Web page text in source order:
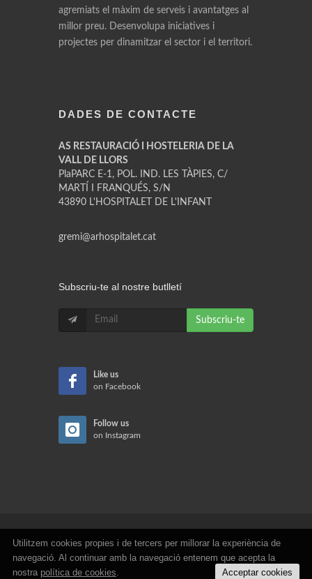
agremiats el màxim de serveis i avantatges al
millor preu. Desenvolupa iniciatives i
projectes per dinamitzar el sector i el territori.
DADES DE CONTACTE
AS RESTAURACIÓ I HOSTELERIA DE LA
VALL DE LLORS
PlaPARC E-1, POL. IND. LES TÀPIES, C/
MARTÍ I FRANQUÉS, S/N
43890 L'HOSPITALET DE L'INFANT
gremi@arhospitalet.cat
Subscriu-te al nostre butlletí
Subscriu-te
Like us
on Facebook
Follow us
on Instagram
Copyrights © 2026
Utilitzem cookies propies i de tercers per millorar la experiència de
navegació. Al continuar amb la navegació entenem que acepta la
nostra política de cookies. Acceptar cookies